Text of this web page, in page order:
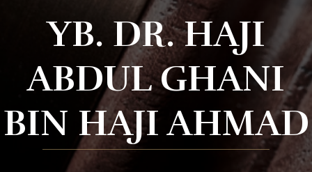
YB. DR. HAJI
ABDUL GHANI
BIN HAJI AHMAD